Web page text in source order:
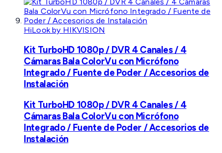
HiLook by HIKVISION
Kit TurboHD 1080p / DVR 4 Canales / 4
Cámaras Bala ColorVu con Micrófono
Integrado / Fuente de Poder / Accesorios de
Instalación
Kit TurboHD 1080p / DVR 4 Canales / 4
Cámaras Bala ColorVu con Micrófono
Integrado / Fuente de Poder / Accesorios de
Instalación